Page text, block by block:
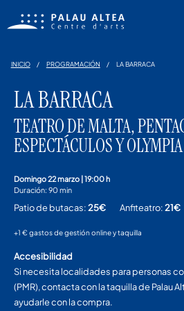
INICIO PROGRAMACIÓN LA BARRACA
LA BARRACA
TEATRO DE MALTA,
ESPECTÁCULOS Y
domingo 22 marzo |19:00 h
Duración: 90 min
Patio de butacas:25€ Anfiteatro:21€
+1 € gastos de gestión online y taquilla
Accesibilidad
Si necesita localidades para personas
(PMR), contacta con la taquilla de Palau
ayudarle con la compra.